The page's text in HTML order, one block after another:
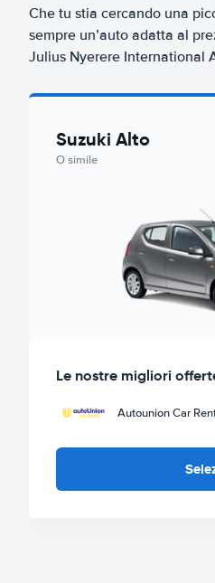
Che tu stia cercando una
sempre un’auto adatta al
Julius Nyerere International
Suzuki Alto
O simile
Le nostre migliori
Autounion Car